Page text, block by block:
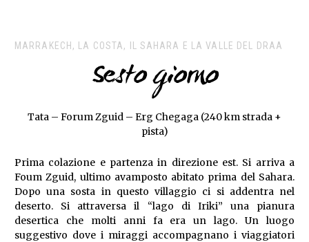
MARRAKECH, LA COSTA, IL SAHARA E LA VALLE DEL DRAA
Sesto giorno
Tata – Forum Zguid – Erg Chegaga (240 km strada +
pista)
Prima colazione e partenza in direzione est. Si arriva a
Foum Zguid, ultimo avamposto abitato prima del Sahara.
Dopo una sosta in questo villaggio ci si addentra nel
deserto. Si attraversa il “lago di Iriki” una pianura
desertica che molti anni fa era un lago. Un luogo
suggestivo dove i miraggi accompagnano i viaggiatori